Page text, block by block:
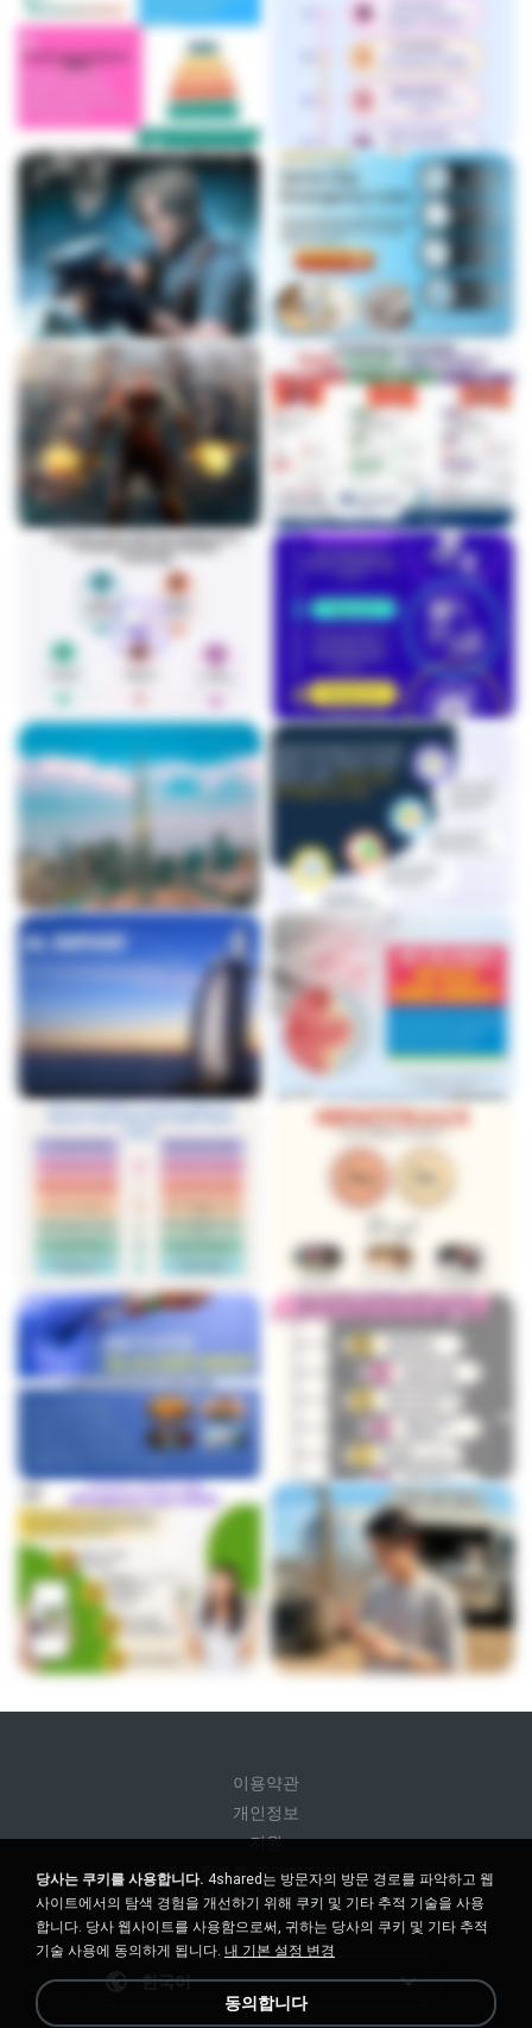
이용약관
개인정보
지원
내 개인 정보를 판매하지 마십시오
내 개인 정보를 공유하지 마십시오
한국어
당사는 쿠키를 사용합니다. 4shared는 방문자의 방문 경로를 파악하고 웹
사이트에서의 탐색 경험을 개선하기 위해 쿠키 및 기타 추적 기술을 사용
합니다. 당사 웹사이트를 사용함으로써, 귀하는 당사의 쿠키 및 기타 추적
기술 사용에 동의하게 됩니다. 내 기본 설정 변경
동의합니다